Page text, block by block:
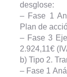
desglose:
– Fase 1
Plan de
– Fase 3
2.924,11€
b) Tipo 2.
– Fase 1